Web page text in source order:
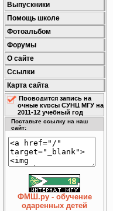
Выпускники
Помощь школе
Фотоальбом
Форумы
О сайте
Ссылки
Карта сайта
Проводится запись на
очные курсы СУНЦ МГУ на
2011-12 учебный год
Поставьте ссылку на наш
сайт:
ФМШ.ру - обучение
одаренных детей